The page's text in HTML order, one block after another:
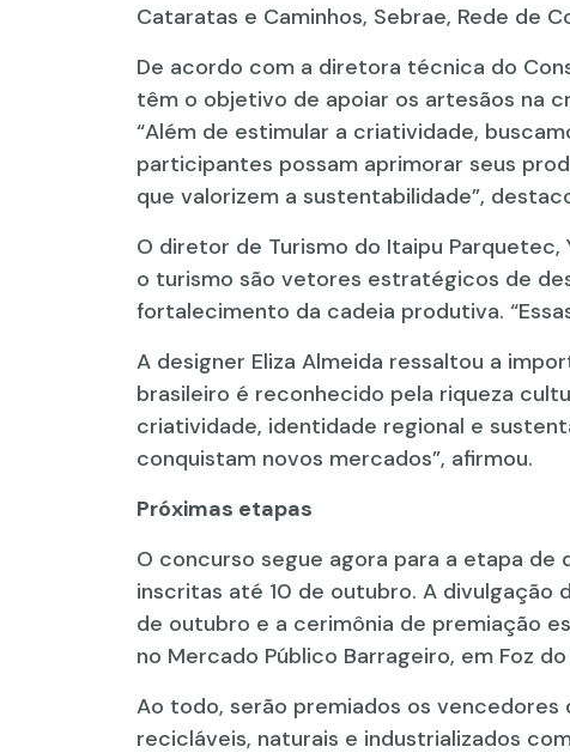
Cataratas e Caminhos, Sebrae, Rede de
De acordo com a diretora técnica do
têm o objetivo de apoiar os artesãos na
“Além de estimular a criatividade,
participantes possam aprimorar seus
que valorizem a sustentabilidade”,
O diretor de Turismo do Itaipu
o turismo são vetores estratégicos de
fortalecimento da cadeia produtiva.
A designer Eliza Almeida ressaltou a
brasileiro é reconhecido pela riqueza
criatividade, identidade regional e
conquistam novos mercados”, afirmou.
Próximas etapas
O concurso segue agora para a etapa
inscritas até 10 de outubro. A
de outubro e a cerimônia de premiação
no Mercado Público Barrageiro, em Foz
Ao todo, serão premiados os
recicláveis, naturais e industrializados